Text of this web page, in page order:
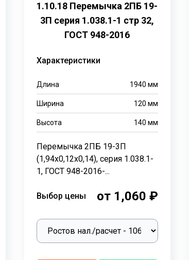
1.10.18 Перемычка 2ПБ 19-
3П серия 1.038.1-1 стр 32,
ГОСТ 948-2016
Характеристики
Длина 1940мм
Ширина 120мм
Высота 140мм
Перемычка 2ПБ 19-3П
(1,94х0,12х0,14), серия 1.038.1-
1, ГОСТ 948-2016-...
Выбор цены от 1,060 ₽